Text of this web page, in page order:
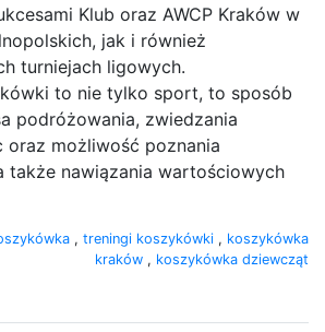
Klub oraz AWCP Kraków w
jak i również
turniejach ligowych.
to nie tylko sport, to sposób
podróżowania, zwiedzania
oraz możliwość poznania
także nawiązania wartościowych
, treningi koszykówki , koszykówka
kraków , koszykówka dziewcząt